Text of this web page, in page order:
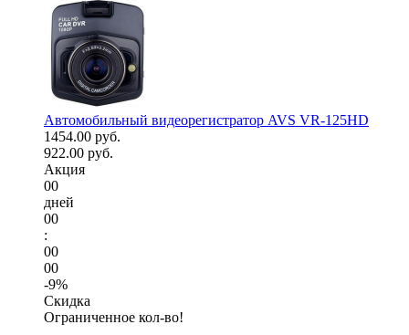
Автомобильный видеорегистратор AVS VR-125HD
1454.00 руб.
922.00 руб.
Акция
00
дней
00
:
00
00
-9%
Скидка
Ограниченное кол-во!